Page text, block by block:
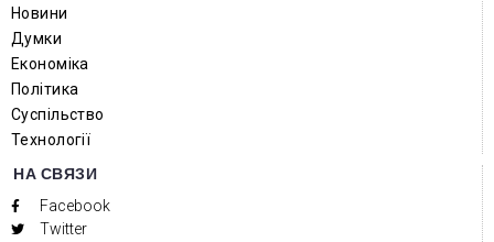
Новини
Думки
Економіка
Політика
Суспільство
Технології
НА СВЯЗИ
Facebook
Twitter